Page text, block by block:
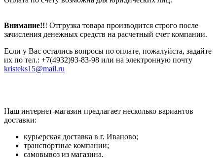
Внимание!!! Отгрузка товара производится строго после
зачисления денежных средств на расчетный счет компании.
Если у Вас остались вопросы по оплате, пожалуйста, задайте
их по тел.: +7(4932)93-83-98 или на электронную почту
kristeks15@mail.ru
Наш интернет-магазин предлагает несколько вариантов
доставки:
курьерская доставка в г. Иваново;
транспортные компании;
самовывоз из магазина.